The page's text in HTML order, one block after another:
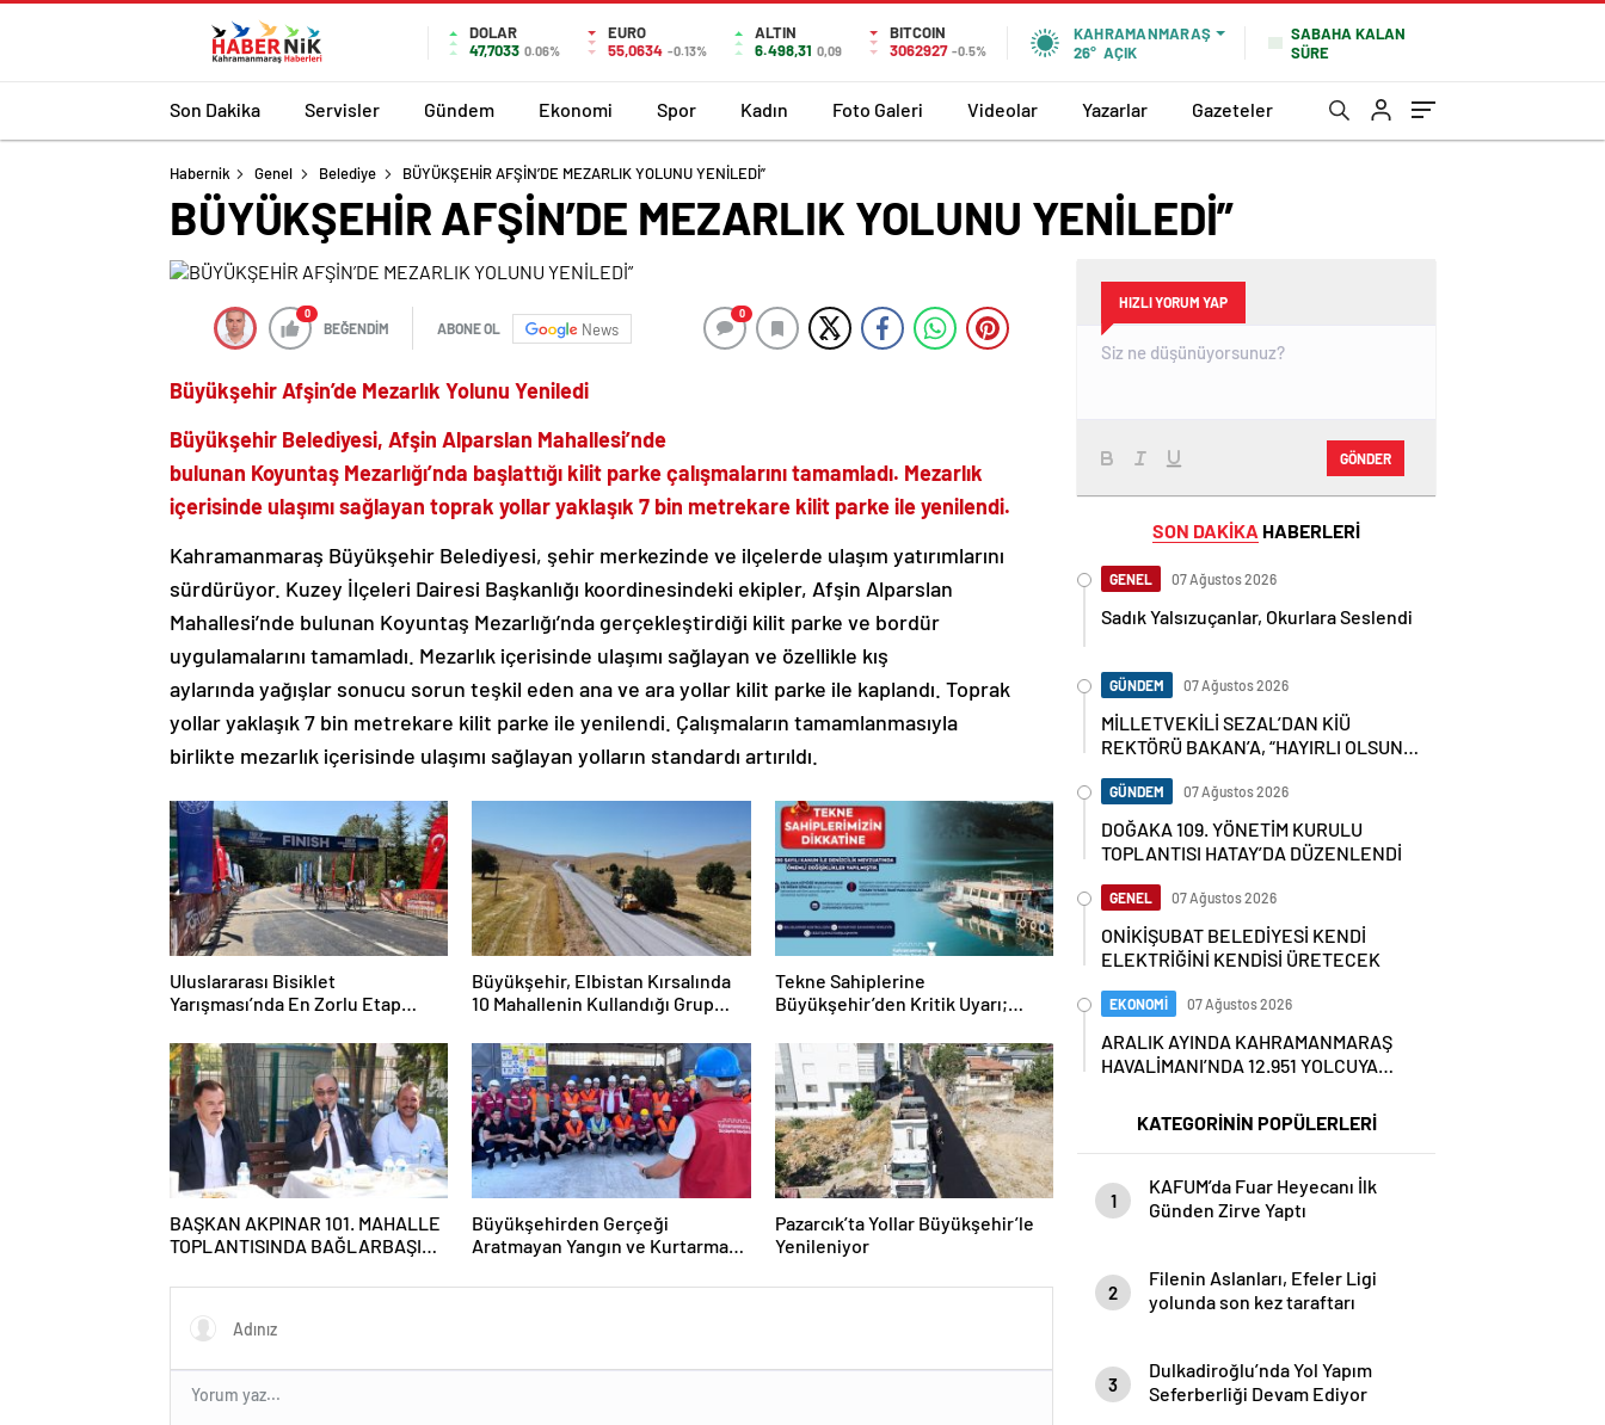
romabet
deneme
DOLAR
47,7033 0.06%
EURO
55,0634 -0.13%
ALTIN
6.498,31 0,09
BITCOIN
3062927 -0.5%
KAHRAMANMARAŞ
26° AÇIK
SABAHA KALAN
SÜRE
Son Dakika Servisler Gündem Ekonomi Spor Kadın Foto Galeri Videolar Yazarlar Gazeteler
Habernik Genel Belediye BÜYÜKŞEHİR AFŞİN’DE MEZARLIK YOLUNU YENİLEDİ”
BÜYÜKŞEHİR AFŞİN’DE MEZARLIK YOLUNU YENİLEDİ”
0
BEĞENDİM ABONE OL News
0
Büyükşehir Afşin’de Mezarlık Yolunu Yeniledi
Büyükşehir Belediyesi, Afşin Alparslan Mahallesi’nde
bulunan Koyuntaş Mezarlığı’nda başlattığı kilit parke çalışmalarını tamamladı. Mezarlık
içerisinde ulaşımı sağlayan toprak yollar yaklaşık 7 bin metrekare kilit parke ile yenilendi.
Kahramanmaraş Büyükşehir Belediyesi, şehir merkezinde ve ilçelerde ulaşım yatırımlarını
sürdürüyor. Kuzey İlçeleri Dairesi Başkanlığı koordinesindeki ekipler, Afşin Alparslan
Mahallesi’nde bulunan Koyuntaş Mezarlığı’nda gerçekleştirdiği kilit parke ve bordür
uygulamalarını tamamladı. Mezarlık içerisinde ulaşımı sağlayan ve özellikle kış
aylarında yağışlar sonucu sorun teşkil eden ana ve ara yollar kilit parke ile kaplandı. Toprak
yollar yaklaşık 7 bin metrekare kilit parke ile yenilendi. Çalışmaların tamamlanmasıyla
birlikte mezarlık içerisinde ulaşımı sağlayan yolların standardı artırıldı.
Uluslararası Bisiklet
Yarışması’nda En Zorlu Etap
Büyükşehir, Elbistan Kırsalında
10 Mahallenin Kullandığı Grup
Tekne Sahiplerine
Büyükşehir’den Kritik Uyarı;
BAŞKAN AKPINAR 101. MAHALLE
TOPLANTISINDA BAĞLARBAŞI
BULUŞTU
Büyükşehirden Gerçeği
Aratmayan Yangın ve Kurtarma
Pazarcık’ta Yollar Büyükşehir’le
Yenileniyor
HIZLI YORUM YAP
GÖNDER
SON DAKİKA HABERLERİ
GENEL 07 Ağustos 2026
Sadık Yalsızuçanlar, Okurlara Seslendi
GÜNDEM 07 Ağustos 2026
MİLLETVEKİLİ SEZAL’DAN KİÜ
REKTÖRÜ BAKAN’A, “HAYIRLI OLSUN”
GÜNDEM 07 Ağustos 2026
DOĞAKA 109. YÖNETİM KURULU
TOPLANTISI HATAY’DA DÜZENLENDİ
GENEL 07 Ağustos 2026
ONİKİŞUBAT BELEDİYESİ KENDİ
ELEKTRİĞİNİ KENDİSİ ÜRETECEK
EKONOMİ 07 Ağustos 2026
ARALIK AYINDA KAHRAMANMARAŞ
HAVALİMANI’NDA 12.951 YOLCUYA
KATEGORİNİN POPÜLERLERİ
1
KAFUM’da Fuar Heyecanı İlk
Günden Zirve Yaptı
2
Filenin Aslanları, Efeler Ligi
yolunda son kez taraftarı
3
Dulkadiroğlu’nda Yol Yapım
Seferberliği Devam Ediyor